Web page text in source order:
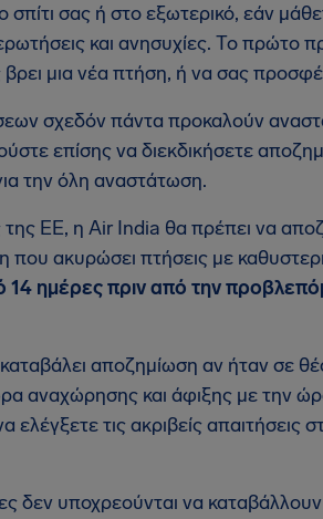
σπίτι σας ή στο εξωτερικό, εάν
και ανησυχίες. Το πρώτο
μια νέα πτήση, ή να σας
σχεδόν πάντα προκαλούν
επίσης να διεκδικήσετε
την όλη αναστάτωση.
ΕΕ, η Air India θα πρέπει να
που ακυρώσει πτήσεις με
14 ημέρες πριν από την
αποζημίωση αν ήταν σε
αναχώρησης και άφιξης με την
τις ακριβείς απαιτήσεις
δεν υποχρεούνται να